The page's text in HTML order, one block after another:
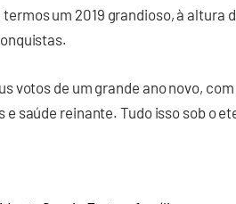
um 2019 grandioso, à altura
votos de um grande ano novo,
saúde reinante. Tudo isso sob o